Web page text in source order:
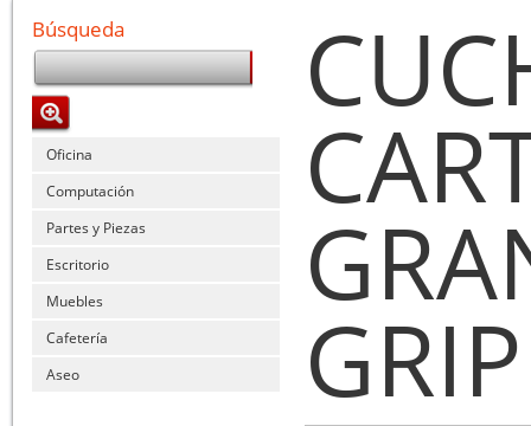
Búsqueda
Oficina
Computación
Partes y Piezas
Escritorio
Muebles
Cafetería
Aseo